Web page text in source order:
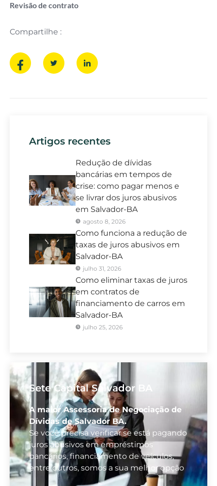
Revisão de contrato
Compartilhe :
Artigos recentes
Redução de dívidas
bancárias em tempos de
crise: como pagar menos e
se livrar dos juros abusivos
em Salvador-BA
agosto 8, 2026
Como funciona a redução de
taxas de juros abusivos em
Salvador-BA
julho 31, 2026
Como eliminar taxas de juros
em contratos de
financiamento de carros em
Salvador-BA
julho 25, 2026
Sete Capital Salvador BA
A maior Assessoria de Negociação de
Dívidas de Salvador BA.
Se você precisa verificar se está pagando
juros abusivos em empréstimos
bancários, financiamento de veículos,
entre outros, somos a sua melhor opção